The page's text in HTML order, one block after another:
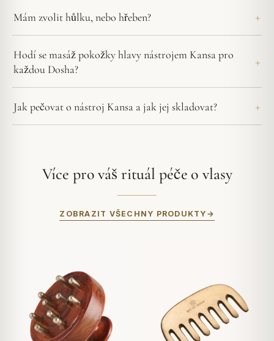
Mám zvolit hůlku, nebo hřeben?
Hodí se masáž pokožky hlavy nástrojem Kansa pro
každou Dosha?
Jak pečovat o nástroj Kansa a jak jej skladovat?
Více pro váš rituál péče o vlasy
ZOBRAZIT VŠECHNY PRODUKTY